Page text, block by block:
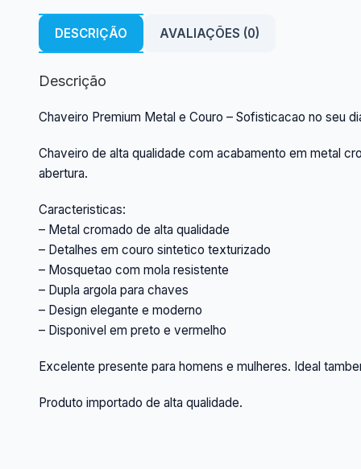
DESCRIÇÃO AVALIAÇÕES (0)
Descrição
Chaveiro Premium Metal e Couro – Sofisticacao no seu
Chaveiro de alta qualidade com acabamento em metal
abertura.
Caracteristicas:
– Metal cromado de alta qualidade
– Detalhes em couro sintetico texturizado
– Mosquetao com mola resistente
– Dupla argola para chaves
– Design elegante e moderno
– Disponivel em preto e vermelho
Excelente presente para homens e mulheres. Ideal
Produto importado de alta qualidade.